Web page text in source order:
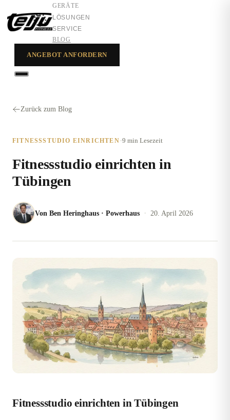
GERÄTE
LÖSUNGEN
SERVICE
BLOG
ANGEBOT ANFORDERN
Zurück zum Blog
FITNESSSTUDIO EINRICHTEN ·9 min Lesezeit
Fitnessstudio einrichten in
Tübingen
Von Ben Heringhaus · Powerhaus · 20. April 2026
Fitnessstudio einrichten in Tübingen